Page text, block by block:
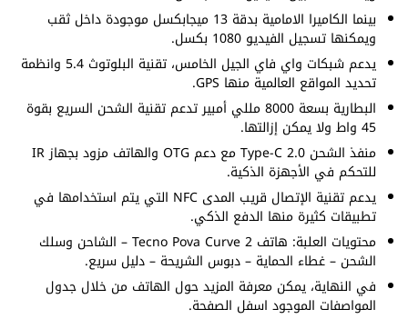
بينما الكاميرا الامامية بدقة 13 ميجابكسل موجودة داخل ثقب
ويمكنها تسجيل الفيديو 1080 بكسل.
يدعم شبكات واي فاي الجيل الخامس، تقنية البلوتوث 5.4 وانظمة
تحديد المواقع العالمية منها GPS.
البطارية بسعة 8000 مللي أمبير تدعم تقنية الشحن السريع بقوة
45 واط ولا يمكن إزالتها.
منفذ الشحن Type-C 2.0 مع دعم OTG والهاتف مزود بجهاز IR
للتحكم في الأجهزة الذكية.
يدعم تقنية الإتصال قريب المدى NFC التي يتم استخدامها في
تطبيقات كثيرة منها الدفع الذكي.
محتويات العلبة: هاتف Tecno Pova Curve 2 – الشاحن وسلك
الشحن – غطاء الحماية – دبوس الشريحة – دليل سريع.
في النهاية، يمكن معرفة المزيد حول الهاتف من خلال جدول
المواصفات الموجود اسفل الصفحة.